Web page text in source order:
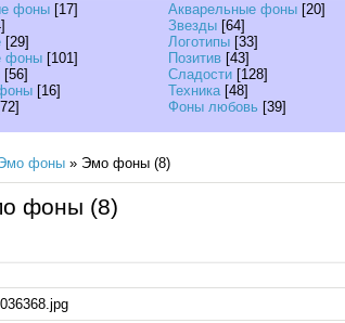
фоны [17] Акварельные фоны [20]
Звезды [64]
[29] Логотипы [33]
фоны [101] Позитив [43]
[56] Сладости [128]
[16] Техника [48]
Фоны любовь [39]
фоны » Эмо фоны (8)
фоны (8)